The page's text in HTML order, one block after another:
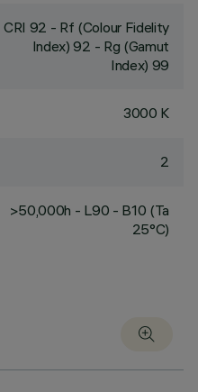
CRI 92 - Rf (Colour Fidelity
Index) 92 - Rg (Gamut
Index) 99
3000 K
2
>50,000h - L90 - B10 (Ta
25°C)